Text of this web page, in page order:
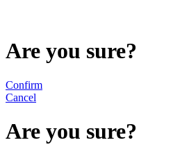
Are you sure?
Confirm
Cancel
Are you sure?